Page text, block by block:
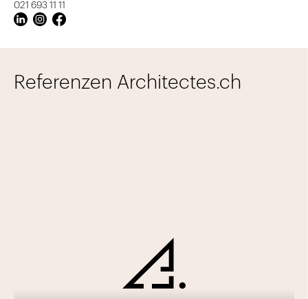
021 693 11 11
Referenzen Architectes.ch